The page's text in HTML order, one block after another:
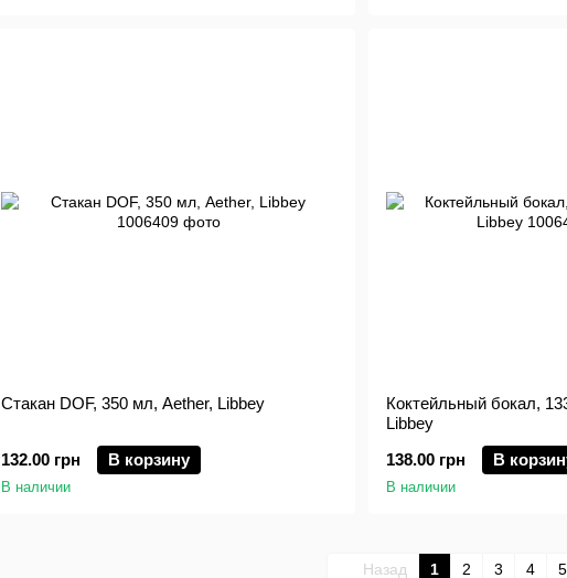
Стакан DOF, 350 мл, Aether, Libbey
132.00 грн В корзину
В наличии
Коктейльный бокал,
Libbey
138.00 грн
В
В наличии
Назад 1 2 3 4 5